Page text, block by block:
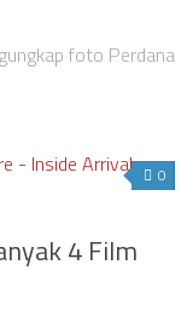
foto Perdana
0
4 Film